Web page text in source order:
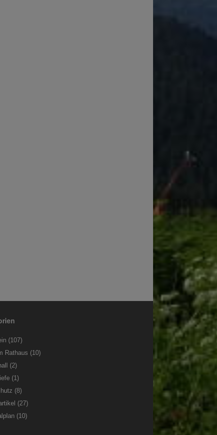
(107)
Rathaus (10)
(2)
(1)
(8)
(27)
(10)